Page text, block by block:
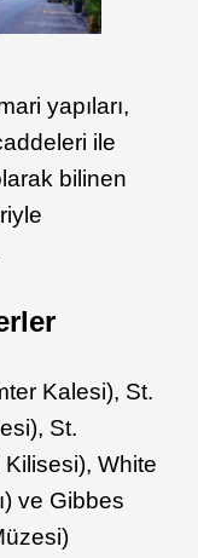
yapıları,
ile
bilinen
Kalesi), St.
St.
White
ve Gibbes